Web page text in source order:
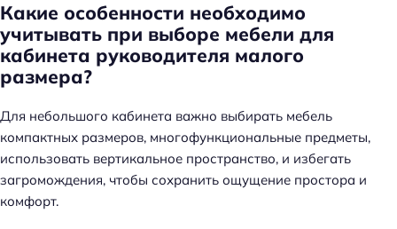
Какие особенности необходимо
учитывать при выборе мебели для
кабинета руководителя малого
размера?
Для небольшого кабинета важно выбирать мебель
компактных размеров, многофункциональные предметы,
использовать вертикальное пространство, и избегать
загромождения, чтобы сохранить ощущение простора и
комфорт.